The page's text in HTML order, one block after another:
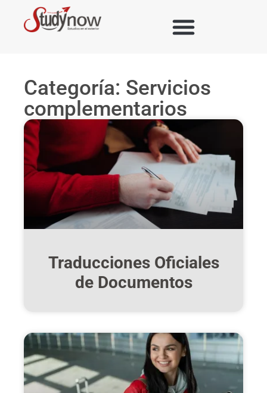
Categoría: Servicios
complementarios
Traducciones Oficiales
de Documentos